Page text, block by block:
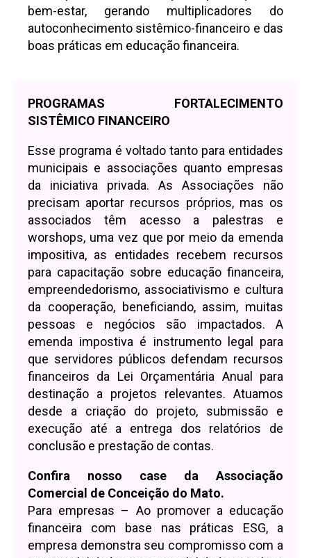
bem-estar, gerando multiplicadores do
autoconhecimento sistêmico-financeiro e das
boas práticas em educação financeira.
PROGRAMAS FORTALECIMENTO
SISTÊMICO FINANCEIRO
Esse programa é voltado tanto para entidades
municipais e associações quanto empresas
da iniciativa privada. As Associações não
precisam aportar recursos próprios, mas os
associados têm acesso a palestras e
worshops, uma vez que por meio da emenda
impositiva, as entidades recebem recursos
para capacitação sobre educação financeira,
empreendedorismo, associativismo e cultura
da cooperação, beneficiando, assim, muitas
pessoas e negócios são impactados. A
emenda impostiva é instrumento legal para
que servidores públicos defendam recursos
financeiros da Lei Orçamentária Anual para
destinação a projetos relevantes. Atuamos
desde a criação do projeto, submissão e
execução até a entrega dos relatórios de
conclusão e prestação de contas.
Confira nosso case da Associação
Comercial de Conceição do Mato.
Para empresas – Ao promover a educação
financeira com base nas práticas ESG, a
empresa demonstra seu compromisso com a